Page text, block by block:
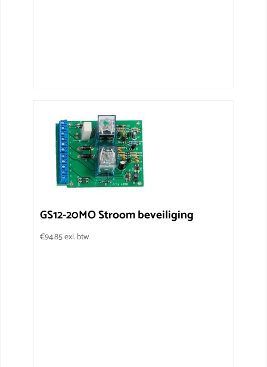
GS12-20MO Stroom beveiliging
€94.85exl. btw